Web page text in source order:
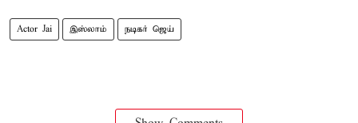
Actor Jai இஸ்லாம் நடிகர் ஜெய்